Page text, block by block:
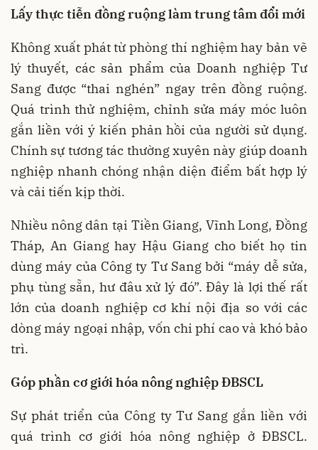
Lấy thực tiễn đồng ruộng làm trung tâm đổi mới
Không xuất phát từ phòng thí nghiệm hay bản vẽ
lý thuyết, các sản phẩm của Doanh nghiệp Tư
Sang được “thai nghén” ngay trên đồng ruộng.
Quá trình thử nghiệm, chỉnh sửa máy móc luôn
gắn liền với ý kiến phản hồi của người sử dụng.
Chính sự tương tác thường xuyên này giúp doanh
nghiệp nhanh chóng nhận diện điểm bất hợp lý
và cải tiến kịp thời.
Nhiều nông dân tại Tiền Giang, Vĩnh Long, Đồng
Tháp, An Giang hay Hậu Giang cho biết họ tin
dùng máy của Công ty Tư Sang bởi “máy dễ sửa,
phụ tùng sẵn, hư đâu xử lý đó”. Đây là lợi thế rất
lớn của doanh nghiệp cơ khí nội địa so với các
dòng máy ngoại nhập, vốn chi phí cao và khó bảo
trì.
Góp phần cơ giới hóa nông nghiệp ĐBSCL
Sự phát triển của Công ty Tư Sang gắn liền với
quá trình cơ giới hóa nông nghiệp ở ĐBSCL.